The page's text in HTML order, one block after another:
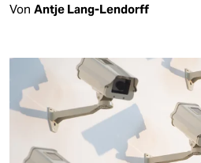
Von Antje Lang-Lendorff